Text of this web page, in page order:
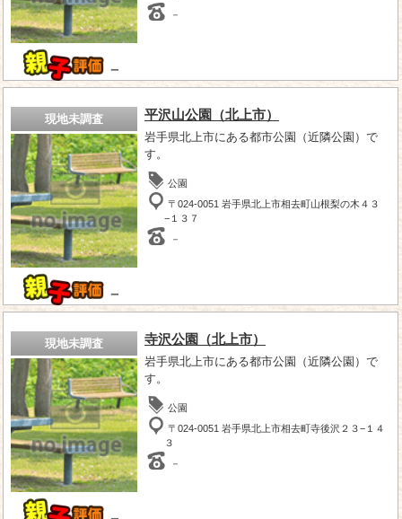
－
－
現地未調査
－
平沢山公園（北上市）
岩手県北上市にある都市公園（近隣公園）で
す。
公園
〒024-0051 岩手県北上市相去町山根梨の木４３
−１３７
－
現地未調査 寺沢公園（北上市）
岩手県北上市にある都市公園（近隣公園）で
す。
公園
〒024-0051 岩手県北上市相去町寺後沢２３−１４
３
－